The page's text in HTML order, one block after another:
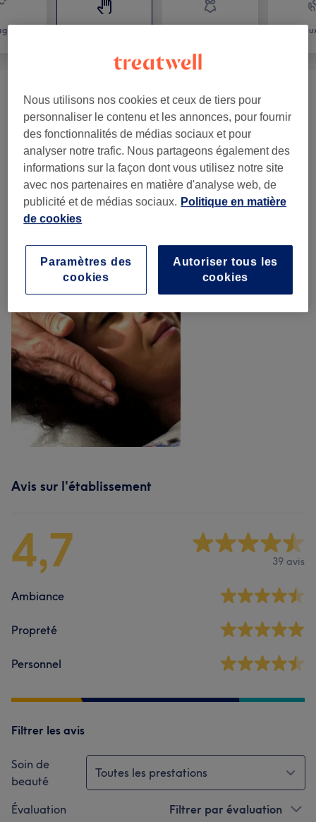
Soins Du Corps 🌿 (5 ) à partir de 50 €
Soins Tête Et Visage 🌸 (1) à partir de 90 €
Soins Energétiques (1) à partir de 90 €
Notre travail
Avis sur l'établissement
4,7 39 avis
Ambiance
Propreté
Personnel
Filtrer les avis
Soin de
beauté
Toutes les prestations
Évaluation Filtrer par évaluation
Nous utilisons nos cookies et ceux de tiers pour
personnaliser le contenu et les annonces, pour fournir
des fonctionnalités de médias sociaux et pour
analyser notre trafic. Nous partageons également des
informations sur la façon dont vous utilisez notre site
avec nos partenaires en matière d'analyse web, de
publicité et de médias sociaux. Politique en matière
de cookies
Autoriser tous les
cookies
Paramètres des
cookies